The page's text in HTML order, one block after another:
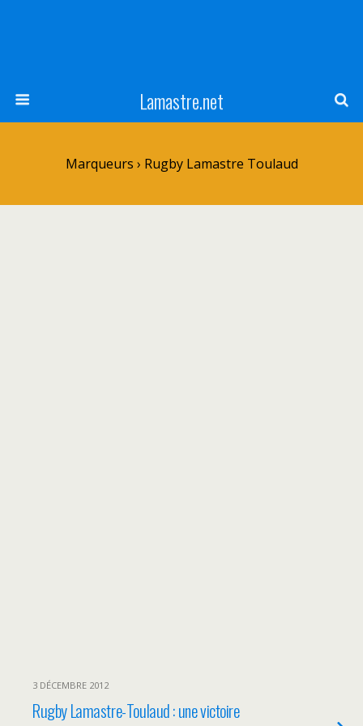
Lamastre.net
Marqueurs › Rugby Lamastre Toulaud
3 DÉCEMBRE 2012
Rugby Lamastre-Toulaud : une victoire